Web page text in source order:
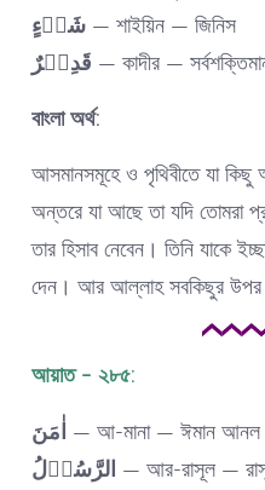
شَیۡءٍ— শাইয়িন — জিনিস
قَدِیۡرٌ — কাদীর —
বাংলা অর্থ:
আসমানসমূহে ও পৃথিবীতে যা
অন্তরে যা আছে তা যদি তোমরা
তার হিসাব নেবেন। তিনি যাকে
দেন। আর আল্লাহ সবকিছুর উপর
আয়াত – ২৮৫:
اٰمَنَ — আ-মানা — ঈমান আনল
الرَّسُوۡلُ — আর-রাসূল —